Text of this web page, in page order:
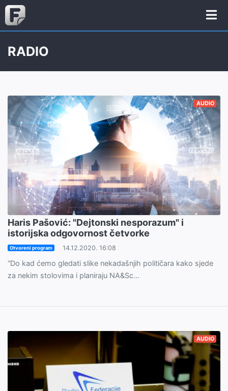
RADIO
AUDIO
Haris Pašović: "Dejtonski nesporazum" i
istorijska odgovornost četvorke
Otvoreni program 14.12.2020. 16:08
“Do kad ćemo gledati slike nekadašnjih političara kako sjede
za nekim stolovima i planiraju NA&Sc...
AUDIO